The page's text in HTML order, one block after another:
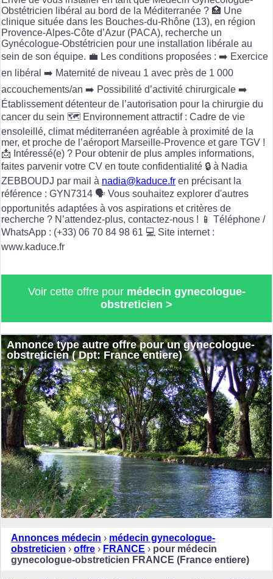
Obstétricien libéral au bord de la Méditerranée ? 🏥 Une
clinique située dans les Bouches-du-Rhône (13), en région
Provence-Alpes-Côte d’Azur (PACA), recherche un
Gynécologue-Obstétricien pour une installation libérale au
sein de son équipe. 💼 Les conditions proposées : ➡️ Exercice
en libéral ➡️ Maternité de niveau 1 avec près de 1 000
accouchements/an ➡️ Possibilité d’activité chirurgicale ➡️
Établissement détenteur de l’autorisation pour la chirurgie du
cancer du sein 🗺️ Environnement attractif : Cadre de vie
ensoleillé, climat méditerranéen agréable à proximité de la
mer, et proche de l’aéroport Marseille-Provence et gare TGV !
📩 Intéressé(e) ? Pour obtenir de plus amples informations,
faites parvenir votre CV en toute confidentialité 🔒 à Nadia
ZEBBOUDJ par mail à nadia@kaduce.fr en précisant la
référence : GYN7314 🗣️ Vous souhaitez explorer d'autres
opportunités adaptées à vos aspirations et critères de
recherche ? N’attendez-plus, contactez-nous ! 📱 Téléphone /
WhatsApp : (+33) 06 70 84 98 61 💻 Site internet :
www.kaduce.fr
Voir cette offre pour médecin gynecologue-
obstreticien >
Annonce type autre offre pour un gynecologue-
obstreticien ( Dpt: France entiere)
Annonces médecin › médecin gynecologue-
obstreticien › offre › FRANCE › pour médecin
gynecologue-obstreticien FRANCE (France entiere)